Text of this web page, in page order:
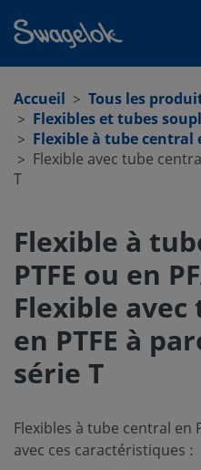
Accueil
Tous les
Flexibles et tubes
Flexible à tube central
Flexible avec tube
T
Flexible à
PTFE ou en
Flexible
en PTFE à
série T
Flexibles à tube central en
avec ces caractéristiques :